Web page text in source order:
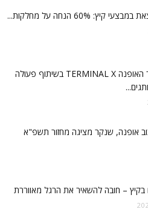
לראשונה: אתר האופנה TERMINAL X בשיתוף פעולה
אופנה, שנקר מציגה מחזור תשפ"א
בקיץ – חובה להשאיר את הרגל מאווררת